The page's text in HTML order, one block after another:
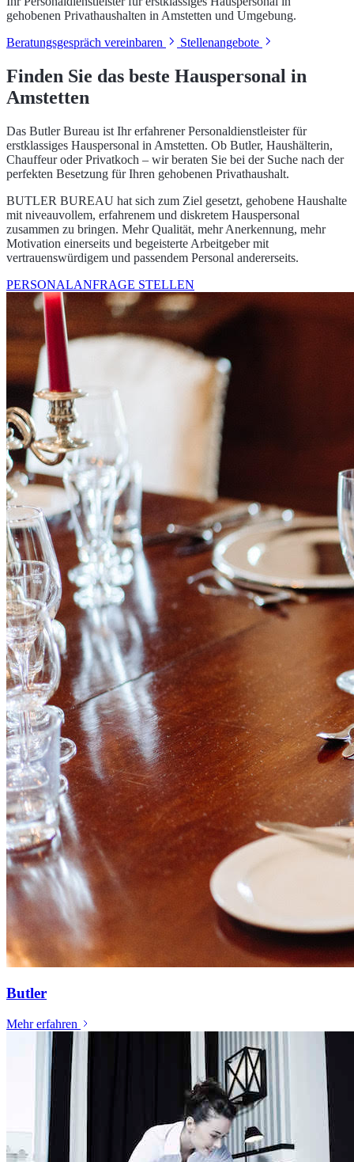
gehobenen Privathaushalten in Amstetten und Umgebung.
Beratungsgespräch vereinbaren
Stellenangebote
Finden Sie das beste Hauspersonal in
Amstetten
Das Butler Bureau ist Ihr erfahrener Personaldienstleister für
erstklassiges Hauspersonal in Amstetten. Ob Butler, Haushälterin,
Chauffeur oder Privatkoch – wir beraten Sie bei der Suche nach der
perfekten Besetzung für Ihren gehobenen Privathaushalt.
BUTLER BUREAU hat sich zum Ziel gesetzt, gehobene Haushalte
mit niveauvollem, erfahrenem und diskretem Hauspersonal
zusammen zu bringen. Mehr Qualität, mehr Anerkennung, mehr
Motivation einerseits und begeisterte Arbeitgeber mit
vertrauenswürdigem und passendem Personal andererseits.
PERSONALANFRAGE STELLEN
Butler
Mehr erfahren